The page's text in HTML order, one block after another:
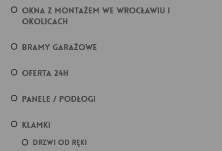
Okna z montażem we Wrocławiu i
okolicach
Bramy garażowe
Oferta 24h
Panele / podłogi
Klamki
Drzwi od ręki